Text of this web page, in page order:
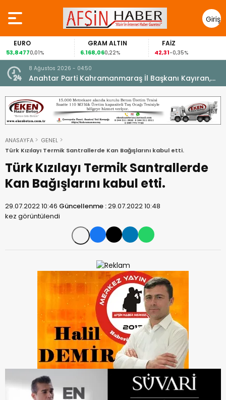
Giriş
Yap
0,01%
GRAM ALTIN
6.168,060,22%
FAİZ
42,31-0,35%
8 Ağustos 2026 - 04:50
Anahtar Parti Kahramanmaraş İl Başkanı Kayıran,
Afşin Teşkilatı ile buluştu.
ANASAYFA
GENEL
Türk Kızılayı Termik Santrallerde Kan Bağışlarını kabul etti.
Türk Kızılayı Termik Santrallerde
Kan Bağışlarını kabul etti.
29.07.2022 10:46 Güncellenme :29.07.2022 10:48
kez görüntülendi